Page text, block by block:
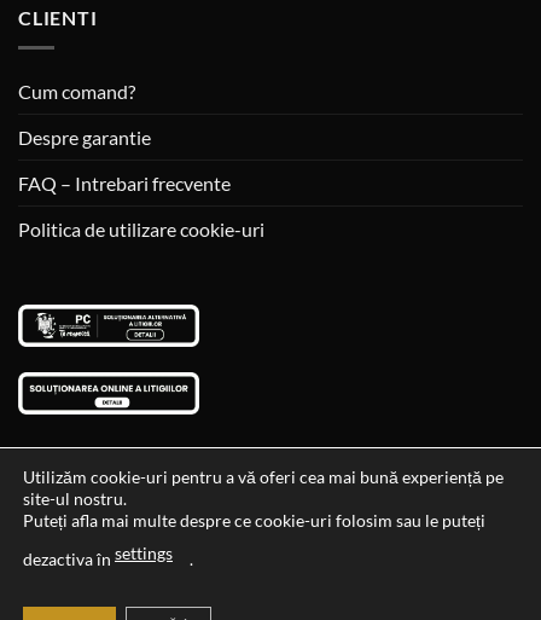
CLIENTI
Cum comand?
Despre garantie
FAQ – Intrebari frecvente
Politica de utilizare cookie-uri
Data si ora ultimei actualizari al stocului si ale preturilor: 29-12-
Utilizăm cookie-uri pentru a vă oferi cea mai bună experiență pe
site-ul nostru.
Puteți afla mai multe despre ce cookie-uri folosim sau le puteți
dezactiva în settings .